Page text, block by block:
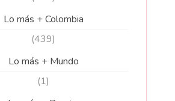
Lo más + Colombia
(439)
Lo más + Mundo
(1)